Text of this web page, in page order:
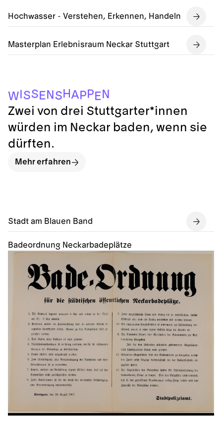
Hochwasser - Verstehen, Erkennen, Handeln
Masterplan Erlebnisraum Neckar Stuttgart
Stadt am Blauen Band
Badeordnung Neckarbadeplätze
WISSE N SHAPPEN
Zwei von drei Stuttgarter*innen
würden im Neckar baden, wenn sie
dürften.
Mehr erfahren